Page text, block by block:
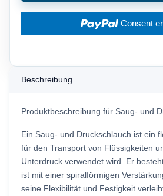
Consent
Beschreibung
Produktbeschreibung für Saug- und
Ein Saug- und Druckschlauch ist ein
für den Transport von Flüssigkeiten
Unterdruck verwendet wird. Er
ist mit einer spiralförmigen
seine Flexibilität und Festigkeit